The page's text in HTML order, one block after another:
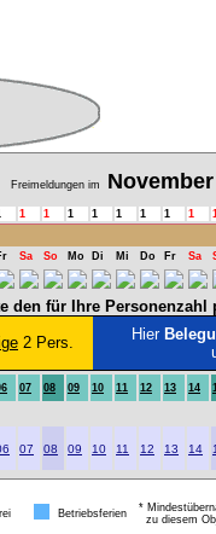
Freimeldungen im November
1 1 1 1 1 1 1 1
Sa So Mo Di Mi Do Fr Sa
den für Ihre Personenzahl
2 Pers. Hier
07 08 09 10 11 12 13 14
07 08 09 10 11 12 13 14
Betriebsferien
*
zu diesem